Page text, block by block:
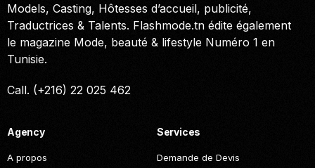
Models, Casting, Hôtesses d’accueil, publicité,
Traductrices & Talents. Flashmode.tn édite également
le magazine Mode, beauté & lifestyle Numéro 1 en
Tunisie.
Call. (+216) 22 025 462
Agency
A propos
Services
Demande de Devis